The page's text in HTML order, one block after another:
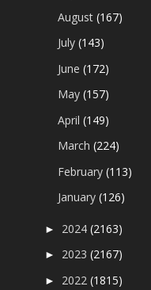
August(167)
July(143)
June(172)
May(157)
April(149)
March(224)
February(113)
January(126)
► 2024(2163)
► 2023(2167)
► 2022(1815)